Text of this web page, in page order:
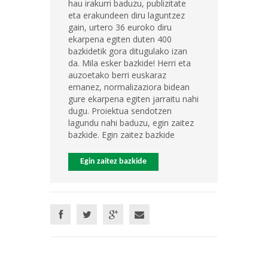
hau irakurri baduzu, publizitate
eta erakundeen diru laguntzez
gain, urtero 36 euroko diru
ekarpena egiten duten 400
bazkidetik gora ditugulako izan
da. Mila esker bazkide! Herri eta
auzoetako berri euskaraz
emanez, normalizaziora bidean
gure ekarpena egiten jarraitu nahi
dugu. Proiektua sendotzen
lagundu nahi baduzu, egin zaitez
bazkide. Egin zaitez bazkide
Egin zaitez bazkide